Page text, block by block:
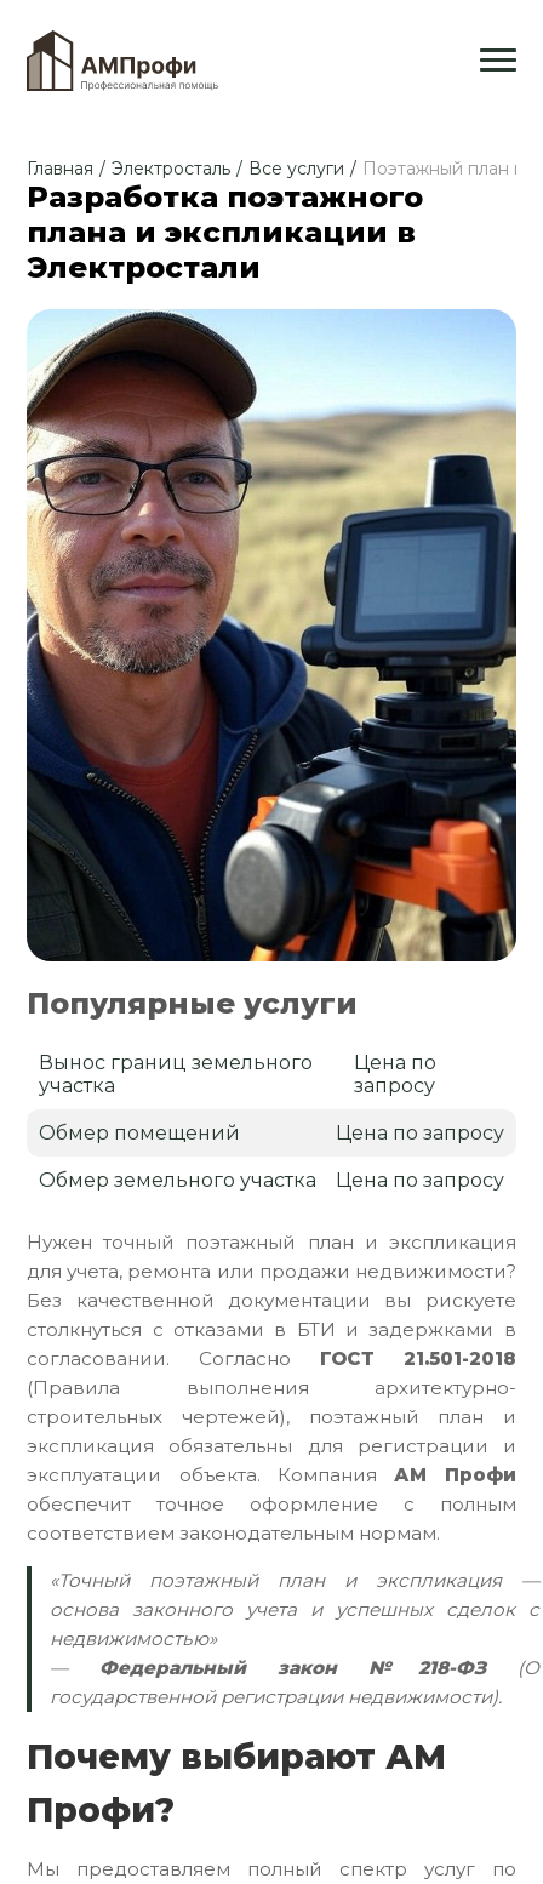
Главная / Электросталь / Все услуги / Поэтажный план и
Разработка поэтажного
плана и экспликации в
Электростали
Нужен точный поэтажный план и экспликация
для учета, ремонта или продажи недвижимости?
Без качественной документации вы рискуете
столкнуться с отказами в БТИ и задержками в
согласовании. Согласно ГОСТ 21.501-2018
(Правила выполнения архитектурно-
строительных чертежей), поэтажный план и
экспликация обязательны для регистрации и
эксплуатации объекта. КомпанияАМ Профи
обеспечит точное оформление с полным
соответствием законодательным нормам.
«Точный поэтажный план и экспликация —
основа законного учета и успешных сделок с
недвижимостью»
— Федеральный закон №218-ФЗ(О
государственной регистрации недвижимости).
Почему выбирают АМ
Профи?
Мы предоставляем полный спектр услуг по
Популярные услуги
Вынос границ земельного
участка
Цена по
запросу
Обмер помещений Цена по запросу
Обмер земельного участка Цена по запросу